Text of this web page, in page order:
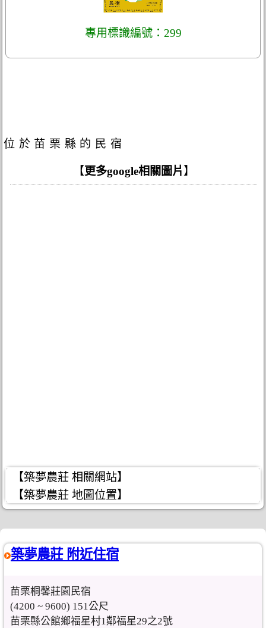
專用標識編號：299
位於苗栗縣的民宿
【更多google相關圖片】
【築夢農莊 相關網站】
【築夢農莊 地圖位置】
築夢農莊 附近住宿
苗栗桐馨莊園民宿
(4200 ~ 9600) 151公尺
苗栗縣公館鄉福星村1鄰福星29之2號